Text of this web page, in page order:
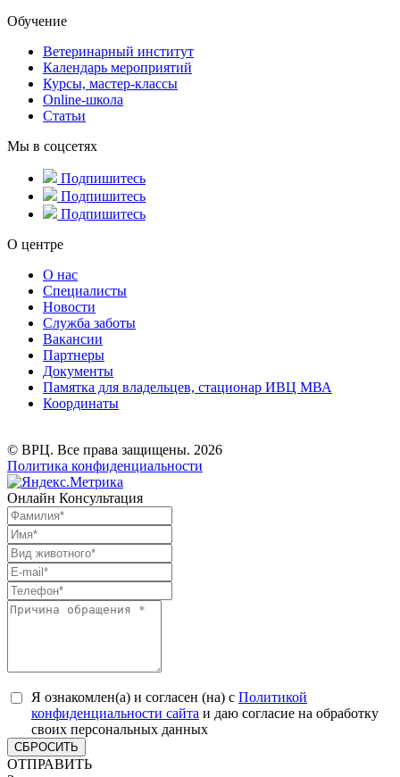
Обучение
Ветеринарный институт
Календарь мероприятий
Курсы, мастер-классы
Online-школа
Статьи
Мы в соцсетях
Подпишитесь
Подпишитесь
Подпишитесь
О центре
О нас
Специалисты
Новости
Служба заботы
Вакансии
Партнеры
Документы
Памятка для владельцев, стационар ИВЦ МВА
Координаты
© ВРЦ. Все права защищены. 2026
Политика конфиденциальности
Онлайн Консультация
Я ознакомлен(а) и согласен (на) с Политикой
конфиденциальности сайта и даю согласие на обработку
своих персональных данных
СБРОСИТЬ
ОТПРАВИТЬ